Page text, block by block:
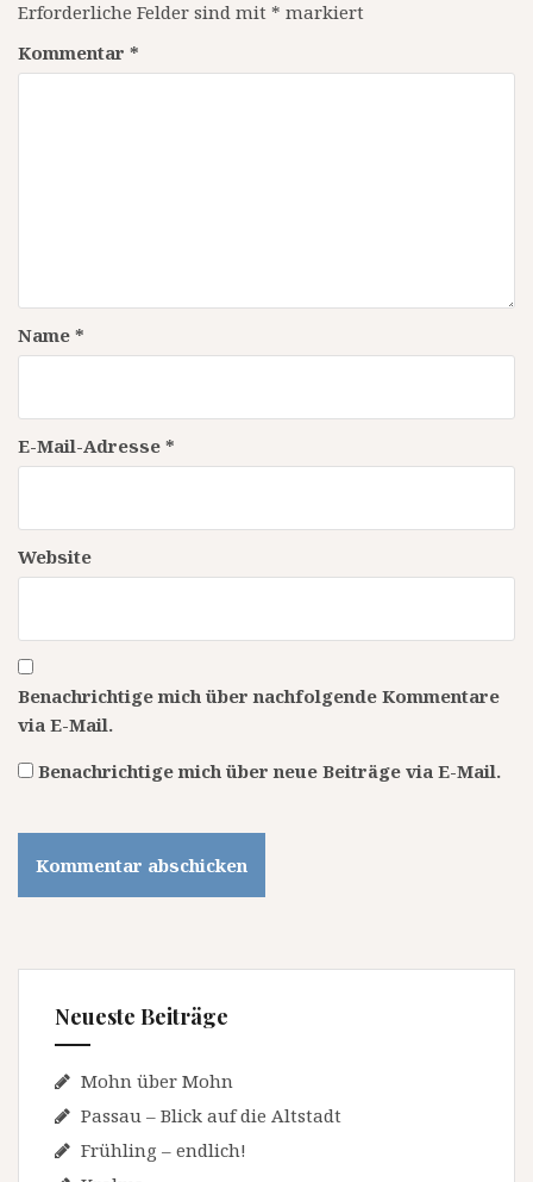
Erforderliche Felder sind mit * markiert
Kommentar *
Name *
E-Mail-Adresse *
Website
Benachrichtige mich über nachfolgende Kommentare
via E-Mail.
Benachrichtige mich über neue Beiträge via E-Mail.
Neueste Beiträge
Mohn über Mohn
Passau – Blick auf die Altstadt
Frühling – endlich!